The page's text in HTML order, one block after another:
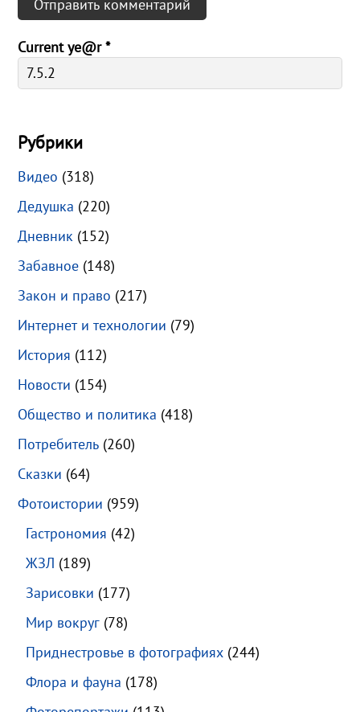
Current ye@r*
Рубрики
Видео (318)
Дедушка (220)
Дневник (152)
Забавное (148)
Закон и право (217)
Интернет и технологии (79)
История (112)
Новости (154)
Общество и политика (418)
Потребитель (260)
Сказки (64)
Фотоистории (959)
Гастрономия (42)
ЖЗЛ (189)
Зарисовки (177)
Мир вокруг (78)
Приднестровье в фотографиях (244)
Флора и фауна (178)